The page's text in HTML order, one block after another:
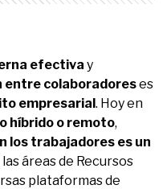
efectiva y
entre colaboradoreses
empresarial. Hoy en
híbrido o remoto,
los trabajadores es un
áreas de Recursos
plataformas de